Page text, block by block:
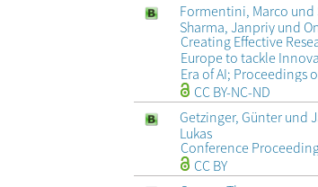
Formentini, Marco und
Sharma, Janpriy und
Creating Effective
Europe to tackle
Era of AI; Proceedings
CC BY-NC-ND
Getzinger, Günter und
Lukas
Conference
CC BY